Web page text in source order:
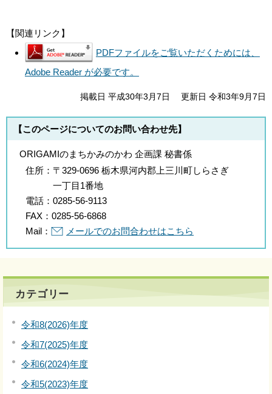
【関連リンク】
PDFファイルをご覧いただくためには、
Adobe Reader が必要です。
掲載日 平成30年3月7日 更新日 令和3年9月7日
【このページについてのお問い合わせ先】
ORIGAMIのまちかみのかわ 企画課 秘書係
住所： 〒329-0696 栃木県河内郡上三川町しらさぎ
一丁目1番地
電話： 0285-56-9113
FAX： 0285-56-6868
Mail：
メールでのお問合わせはこちら
カテゴリー
令和8(2026)年度
令和7(2025)年度
令和6(2024)年度
令和5(2023)年度